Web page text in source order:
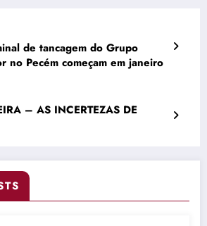
de tancagem do Grupo
no Pecém começam em janeiro
– AS INCERTEZAS DE